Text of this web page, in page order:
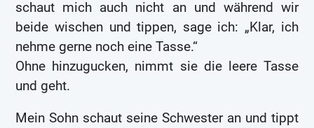
schaut mich auch nicht an und während wir
beide wischen und tippen, sage ich: „Klar, ich
nehme gerne noch eine Tasse.“
Ohne hinzugucken, nimmt sie die leere Tasse
und geht.
Mein Sohn schaut seine Schwester an und tippt